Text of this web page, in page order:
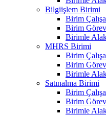
Bilgiişlem Birimi
Birim
Birim
Birimle
MHRS Birimi
Birim
Birim
Birimle
Satınalma Birimi
Birim
Birim
Birimle